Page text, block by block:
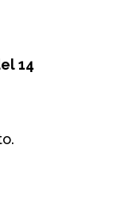
14